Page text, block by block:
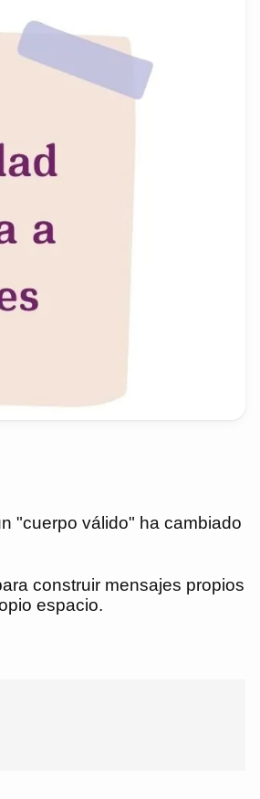
"cuerpo válido" ha cambiado
construir mensajes propios
espacio.